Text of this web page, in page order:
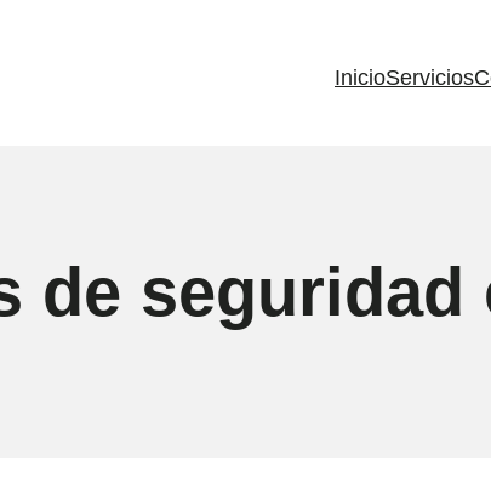
InicioServicios
de seguridad